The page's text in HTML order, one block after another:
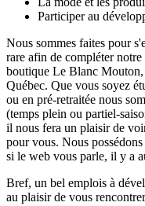
Participer au
Nous sommes faites pour
rare afin de compléter
boutique Le Blanc
Québec. Que vous soyez
ou en pré-retraitée nous
(temps plein ou partiel-
il nous fera un plaisir de
pour vous. Nous
si le web vous parle, il y a
Bref, un bel emplois à
au plaisir de vous